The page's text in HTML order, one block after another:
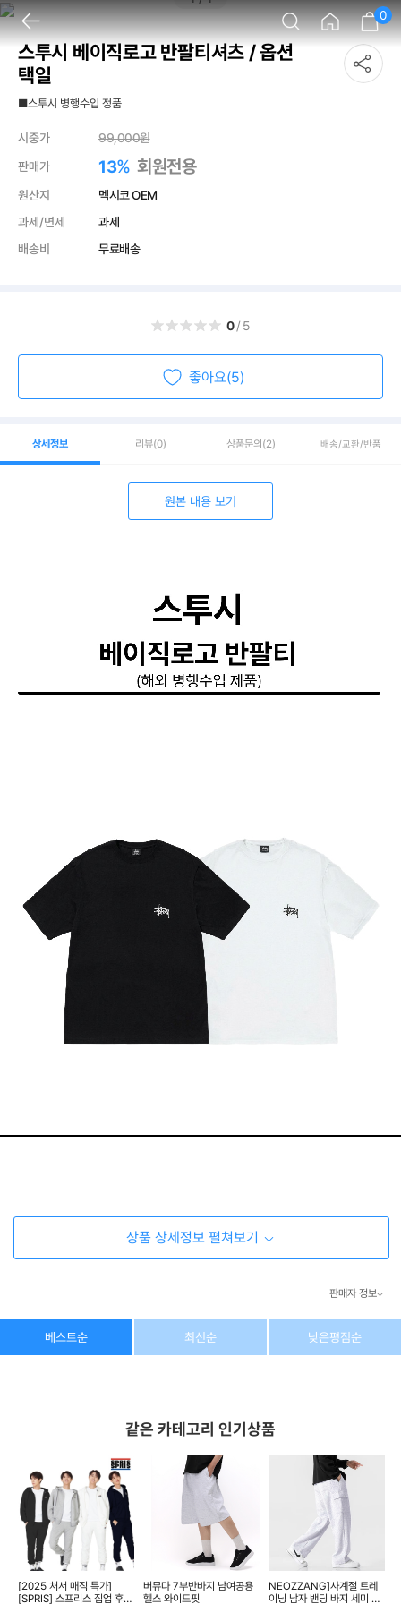
0
스투시 베이직로고 반팔티셔츠 / 옵션
택일
■스투시 병행수입 정품
시중가 99,000원
판매가
13% 회원전용
원산지
멕시코 OEM
과세/면세
과세
배송비
무료배송
0/5
좋아요(5)
상세정보 리뷰(0) 상품문의 (2) 배송/교환/반품
원본 내용 보기
상품 상세정보 펼쳐보기
판매자 정보
상호/대표자 (주) 동이커머스
dongeecom@naver.com
소재지 경기도 고양시 덕양구 꽃마을로64, 1235호
베스트순 최신순 낮은평점순
같은 카테고리 인기상품
[2025 처서 매직 특가]
[SPRIS] 스프리스 집업 후디
버뮤다 7부반바지 남여공용
헬스 와이드핏
NEOZZANG]사계절 트레
이닝 남자 밴딩 바지 세미 카